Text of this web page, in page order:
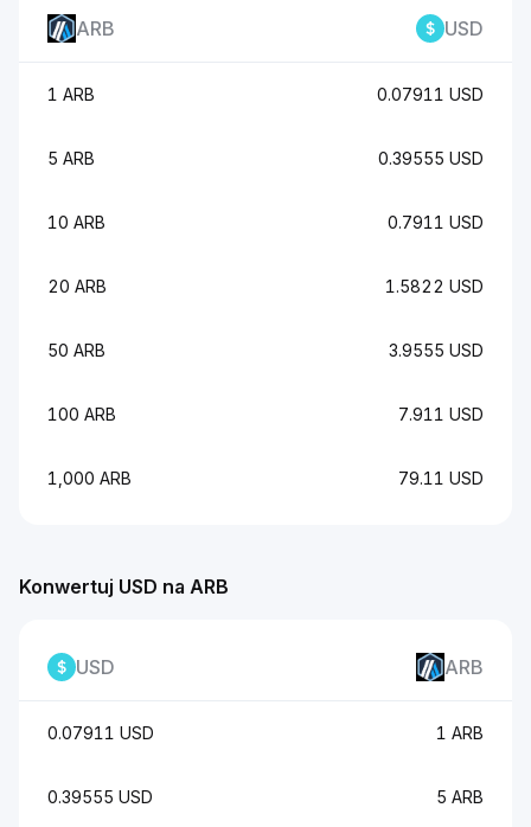
ARB USD
1 ARB 0.07911 USD
5 ARB 0.39555 USD
10 ARB 0.7911 USD
20 ARB 1.5822 USD
50 ARB 3.9555 USD
100 ARB 7.911 USD
1,000 ARB 79.11 USD
Konwertuj USD na ARB
USD ARB
0.07911 USD 1 ARB
0.39555 USD 5 ARB